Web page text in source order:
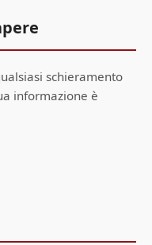
schieramento
informazione è